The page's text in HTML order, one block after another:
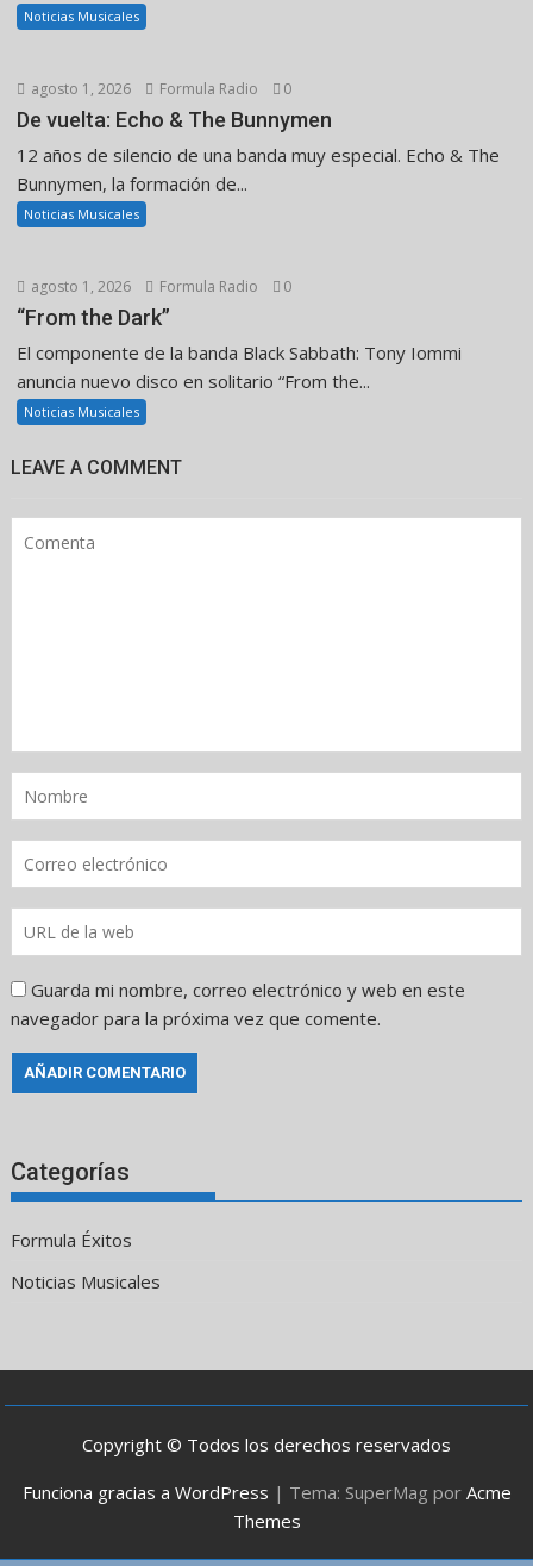
Noticias Musicales
agosto 1, 2026 Formula Radio 0
De vuelta: Echo & The Bunnymen
12 años de silencio de una banda muy especial. Echo & The
Bunnymen, la formación de...
Noticias Musicales
agosto 1, 2026 Formula Radio 0
“From the Dark”
El componente de la banda Black Sabbath: Tony Iommi
anuncia nuevo disco en solitario “From the...
Noticias Musicales
LEAVE A COMMENT
Guarda mi nombre, correo electrónico y web en este
navegador para la próxima vez que comente.
Categorías
Formula Éxitos
Noticias Musicales
Copyright © Todos los derechos reservados
Funciona gracias a WordPress | Tema: SuperMag por Acme
Themes